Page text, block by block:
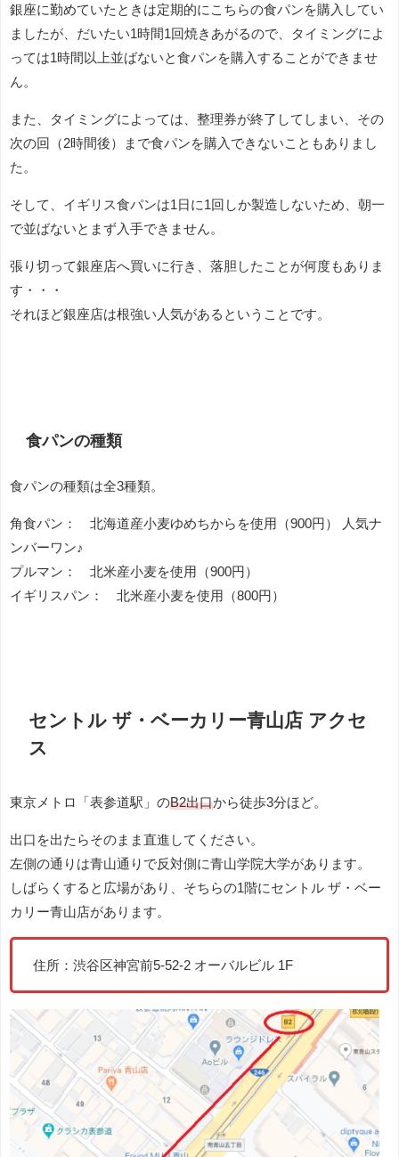
銀座に勤めていたときは定期的にこちらの食パンを購入してい
ましたが、だいたい1時間1回焼きあがるので、タイミングによ
っては1時間以上並ばないと食パンを購入することができませ
ん。
また、タイミングによっては、整理券が終了してしまい、その
次の回（2時間後）まで食パンを購入できないこともありまし
た。
そして、イギリス食パンは1日に1回しか製造しないため、朝一
で並ばないとまず入手できません。
張り切って銀座店へ買いに行き、落胆したことが何度もありま
す・・・
それほど銀座店は根強い人気があるということです。
食パンの種類
食パンの種類は全3種類。
角食パン： 北海道産小麦ゆめちからを使用（900円） 人気ナ
ンバーワン♪
プルマン： 北米産小麦を使用（900円）
イギリスパン： 北米産小麦を使用（800円）
セントル ザ・ベーカリー青山店 アクセ
ス
東京メトロ「表参道駅」のB2出口から徒歩3分ほど。
出口を出たらそのまま直進してください。
左側の通りは青山通りで反対側に青山学院大学があります。
しばらくすると広場があり、そちらの1階にセントル ザ・ベー
カリー青山店があります。
住所：渋谷区神宮前5-52-2 オーバルビル 1F